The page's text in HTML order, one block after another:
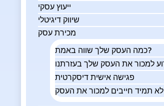
ייעוץ עסקי
שיווק דיגיטלי
מכירת עסק
כמה העסק שלך שווה באמת?
פגישה אישית דיסקרטית
לא תמיד חייבים למכור את העסק